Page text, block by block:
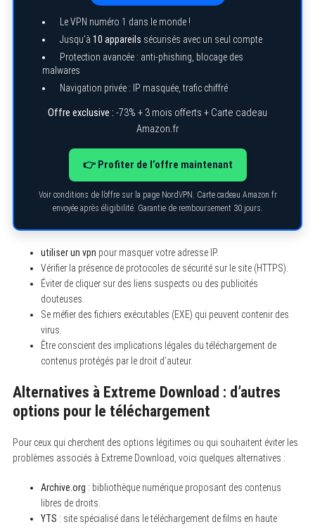
Le VPN numéro 1 dans le monde !
Jusqu’à 10 appareils sécurisés avec un seul compte
Protection avancée : anti-phishing, blocage des
malwares
Navigation privée : IP masquée, trafic chiffré
Offre exclusive : -73% + 3 mois offerts + Carte cadeau
Amazon.fr
👉 Profiter de l’offre maintenant
Voir conditions de l’offre sur la page NordVPN. Carte cadeau Amazon.fr
envoyée après éligibilité. Garantie de remboursement 30 jours.
utiliser un vpn pour masquer votre adresse IP.
Vérifier la présence de protocoles de sécurité sur le site (HTTPS).
Éviter de cliquer sur des liens suspects ou des publicités
douteuses.
Se méfier des fichiers exécutables (EXE) qui peuvent contenir des
virus.
Être conscient des implications légales du téléchargement de
contenus protégés par le droit d’auteur.
Alternatives à Extreme Download : d’autres
options pour le téléchargement
Pour ceux qui cherchent des options légitimes ou qui souhaitent éviter les
problèmes associés à Extreme Download, voici quelques alternatives :
Archive.org : bibliothèque numérique proposant des contenus
libres de droits.
YTS : site spécialisé dans le téléchargement de films en haute